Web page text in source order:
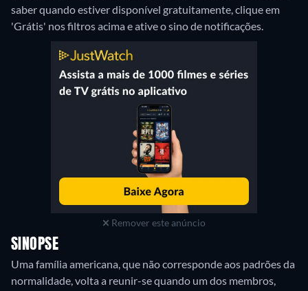
saber quando estiver disponível gratuitamente, clique em
'Grátis' nos filtros acima e ative o sino de notificações.
Remover este anúncio
SINOPSE
Uma família americana, que não corresponde aos padrões da
normalidade, volta a reunir-se quando um dos membros,